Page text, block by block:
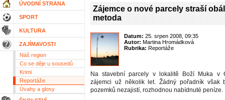
ÚVODNÍ STRANA
SPORT
KULTURA
ZAJÍMAVOSTI
Náš region
Co se děje u sousedů
Krimi
Reportáže
Úvahy a glosy
Zájemce o nové parcely straší
metoda
Datum: 25. srpen 2008, 09:35
Autor: Martina Hromádková
Rubrika: Reportáže
Na stavební parcely v lokalitě Boží Muka v
zájemci už několik let. Žádný pořadník však
pozemků nezajistí, rozhodnou nabídnuté peníze.